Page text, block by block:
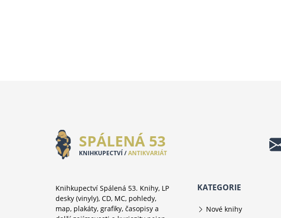
SPÁLENÁ 53
KNIHKUPECTVÍ /ANTIKVARIÁT
Knihkupectví Spálená 53. Knihy, LP
desky (vinyly), CD, MC, pohledy,
map, plakáty, grafiky, časopisy a
KATEGORIE
Nové knihy